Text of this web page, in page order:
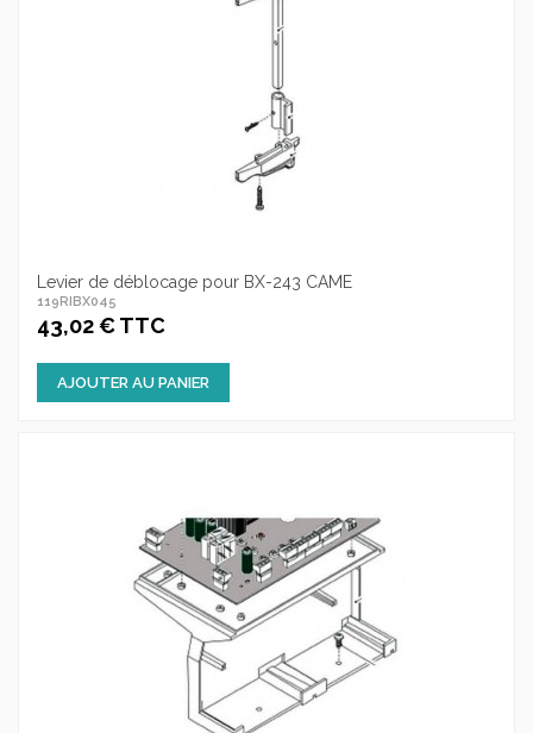
Levier de déblocage pour BX-243 CAME
119RIBX045
43,02 € TTC
AJOUTER AU PANIER